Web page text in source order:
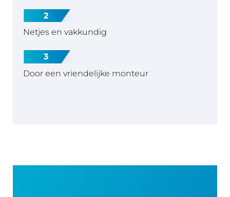
2
Netjes en vakkundig
3
Door een vriendelijke monteur